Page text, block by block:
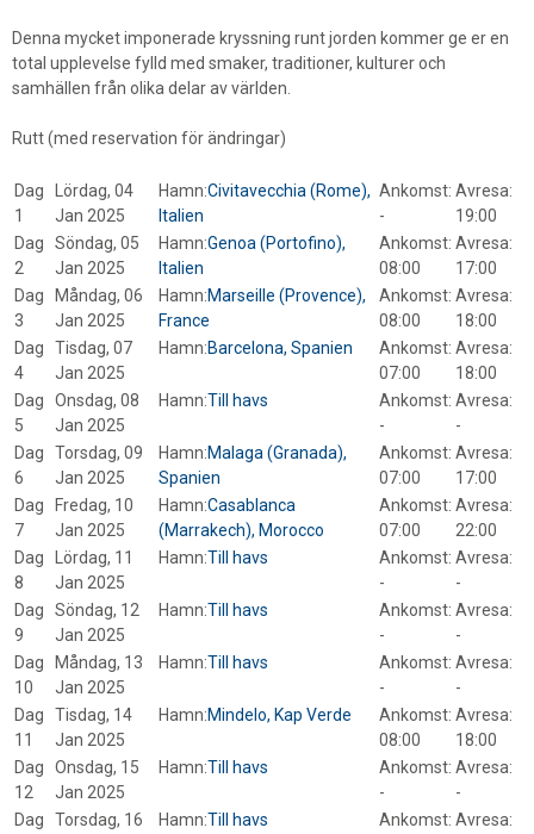
Denna mycket imponerade kryssning runt jorden kommer ge er en
total upplevelse fylld med smaker, traditioner, kulturer och
samhällen från olika delar av världen.
Rutt (med reservation för ändringar)
Dag
1
Lördag, 04
Jan 2025
Hamn:Civitavecchia (Rome),
Italien
Ankomst:
-
Avresa:
19:00
Dag
2
Söndag, 05
Jan 2025
Hamn:Genoa (Portofino),
Italien
Ankomst:
08:00
Avresa:
17:00
Dag
3
Måndag, 06
Jan 2025
Hamn:Marseille (Provence),
France
Ankomst:
08:00
Avresa:
18:00
Dag
4
Tisdag, 07
Jan 2025
Hamn:Barcelona, Spanien
Ankomst:
07:00
Avresa:
18:00
Dag
5
Onsdag, 08
Jan 2025
Hamn:Till havs
Ankomst:
-
Avresa:
-
Dag
6
Torsdag, 09
Jan 2025
Hamn:Malaga (Granada),
Spanien
Ankomst:
07:00
Avresa:
17:00
Dag
7
Fredag, 10
Jan 2025
Hamn:Casablanca
(Marrakech), Morocco
Ankomst:
07:00
Avresa:
22:00
Dag
8
Lördag, 11
Jan 2025
Hamn:Till havs
Ankomst:
-
Avresa:
-
Dag
9
Söndag, 12
Jan 2025
Hamn:Till havs
Ankomst:
-
Avresa:
-
Dag
10
Måndag, 13
Jan 2025
Hamn:Till havs
Ankomst:
-
Avresa:
-
Dag
11
Tisdag, 14
Jan 2025
Hamn:Mindelo, Kap Verde
Ankomst:
08:00
Avresa:
18:00
Dag
12
Onsdag, 15
Jan 2025
Hamn:Till havs
Ankomst:
-
Avresa:
-
Dag
Torsdag, 16
Hamn:Till havs
Ankomst: Avresa: